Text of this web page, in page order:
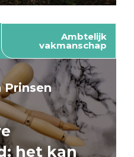
Ambtelijk
vakmanschap
Prinsen
het kan